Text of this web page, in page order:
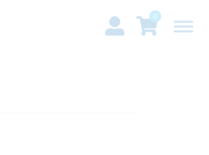
0